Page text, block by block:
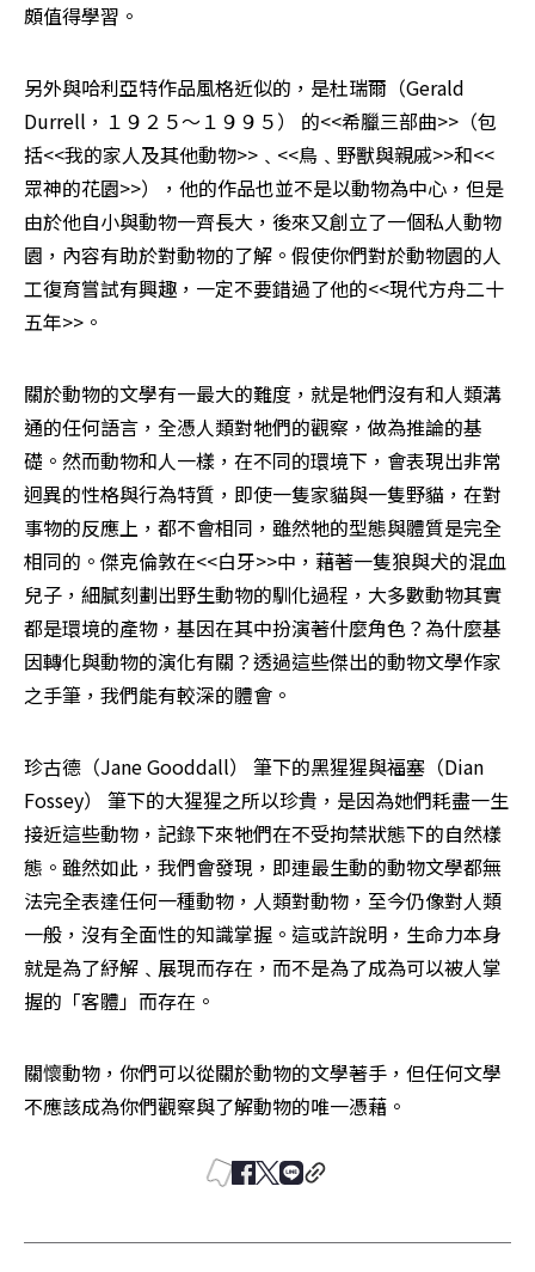
頗值得學習。
另外與哈利亞特作品風格近似的，是杜瑞爾（Gerald
Durrell，１９２５～１９９５） 的<<希臘三部曲>>（包
括<<我的家人及其他動物>>﹑<<鳥﹑野獸與親戚>>和<<
眾神的花園>>），他的作品也並不是以動物為中心，但是
由於他自小與動物一齊長大，後來又創立了一個私人動物
園，內容有助於對動物的了解。假使你們對於動物園的人
工復育嘗試有興趣，一定不要錯過了他的<<現代方舟二十
五年>>。
關於動物的文學有一最大的難度，就是牠們沒有和人類溝
通的任何語言，全憑人類對牠們的觀察，做為推論的基
礎。然而動物和人一樣，在不同的環境下，會表現出非常
迥異的性格與行為特質，即使一隻家貓與一隻野貓，在對
事物的反應上，都不會相同，雖然牠的型態與體質是完全
相同的。傑克倫敦在<<白牙>>中，藉著一隻狼與犬的混血
兒子，細膩刻劃出野生動物的馴化過程，大多數動物其實
都是環境的產物，基因在其中扮演著什麼角色？為什麼基
因轉化與動物的演化有關？透過這些傑出的動物文學作家
之手筆，我們能有較深的體會。
珍古德（Jane Gooddall） 筆下的黑猩猩與福塞（Dian
Fossey） 筆下的大猩猩之所以珍貴，是因為她們耗盡一生
接近這些動物，記錄下來牠們在不受拘禁狀態下的自然樣
態。雖然如此，我們會發現，即連最生動的動物文學都無
法完全表達任何一種動物，人類對動物，至今仍像對人類
一般，沒有全面性的知識掌握。這或許說明，生命力本身
就是為了紓解﹑展現而存在，而不是為了成為可以被人掌
握的「客體」而存在。
關懷動物，你們可以從關於動物的文學著手，但任何文學
不應該成為你們觀察與了解動物的唯一憑藉。